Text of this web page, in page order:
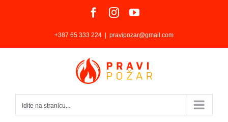
Facebook
InstagramYouTube
+387 65 333 224 pravipozar@gmail.com
Idite na stranicu...